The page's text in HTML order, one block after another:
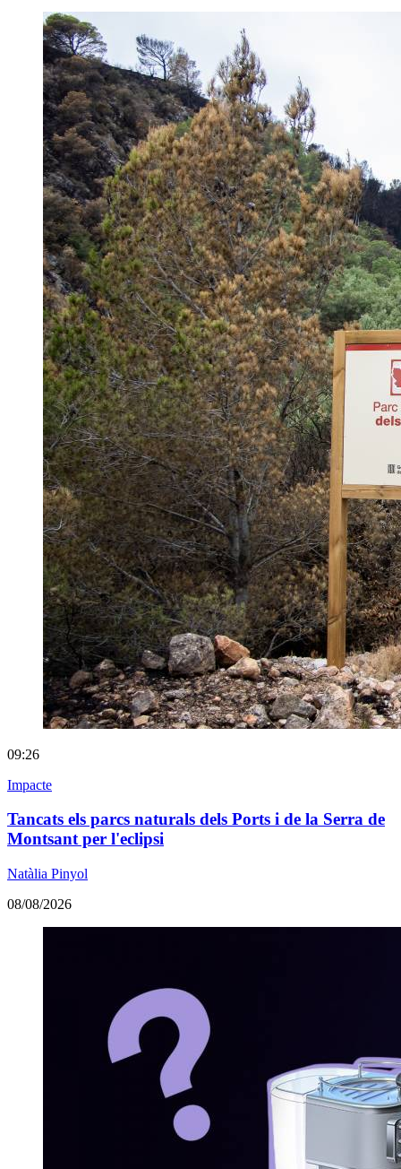
09:26
Impacte
Tancats els parcs naturals dels Ports i de la Serra de
Montsant per l'eclipsi
Natàlia Pinyol
08/08/2026